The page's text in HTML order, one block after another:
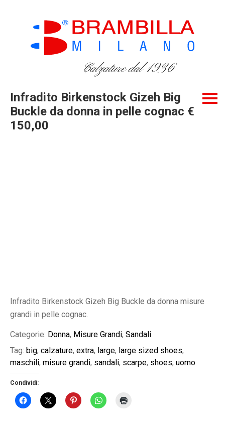
Calzature dal 1936
Infradito Birkenstock Gizeh Big
Buckle da donna in pelle cognac €
150,00
Infradito Birkenstock Gizeh Big Buckle da donna misure
grandi in pelle cognac.
Categorie: Donna, Misure Grandi, Sandali
Tag: big, calzature, extra, large, large sized shoes,
maschili, misure grandi, sandali, scarpe, shoes, uomo
Condividi: